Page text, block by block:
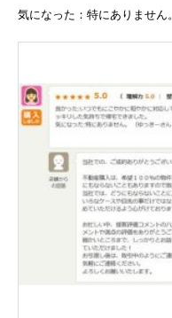
気になった：特にありません。